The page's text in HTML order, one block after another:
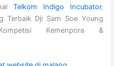
Telkom Indigo Incubator,
Terbaik Dji Sam Soe Young
Kemenpora &